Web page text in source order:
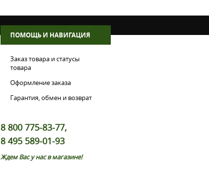
ПОМОЩЬ И НАВИГАЦИЯ
Заказ товара и статусы
товара
Оформление заказа
Гарантия, обмен и возврат
8 800 775-83-77,
8 495 589-01-93
Ждем Вас у нас в магазине!